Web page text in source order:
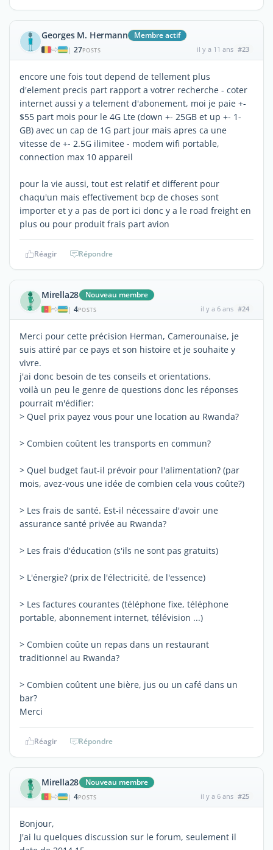
Georges M. Hermann Membre actif
| 27POSTS il y a 11 ans #23
encore une fois tout depend de tellement plus
d'element precis part rapport a votrer recherche - coter
internet aussi y a telement d'abonement, moi je paie +-
$55 part mois pour le 4G Lte (down +- 25GB et up +- 1-
GB) avec un cap de 1G part jour mais apres ca une
vitesse de +- 2.5G ilimitee - modem wifi portable,
connection max 10 appareil
pour la vie aussi, tout est relatif et different pour
chaqu'un mais effectivement bcp de choses sont
importer et y a pas de port ici donc y a le road freight en
plus ou pour produit frais part avion
Réagir Répondre
Mirella28 Nouveau membre
| 4POSTS il y a 6 ans #24
Merci pour cette précision Herman, Camerounaise, je
suis attiré par ce pays et son histoire et je souhaite y
vivre.
j'ai donc besoin de tes conseils et orientations.
voilà un peu le genre de questions donc les réponses
pourrait m'édifier:
> Quel prix payez vous pour une location au Rwanda?
> Combien coûtent les transports en commun?
> Quel budget faut-il prévoir pour l'alimentation? (par
mois, avez-vous une idée de combien cela vous coûte?)
> Les frais de santé. Est-il nécessaire d'avoir une
assurance santé privée au Rwanda?
> Les frais d'éducation (s'ils ne sont pas gratuits)
> L'énergie? (prix de l'électricité, de l'essence)
> Les factures courantes (téléphone fixe, téléphone
portable, abonnement internet, télévision ...)
> Combien coûte un repas dans un restaurant
traditionnel au Rwanda?
> Combien coûtent une bière, jus ou un café dans un
bar?
Merci
Réagir Répondre
Mirella28 Nouveau membre
| 4POSTS il y a 6 ans #25
Bonjour,
J'ai lu quelques discussion sur le forum, seulement il